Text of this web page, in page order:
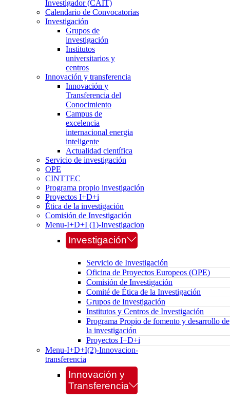
Investigador (CAIT)
Calendario de Convocatorias
Investigación
Grupos de
investigación
Institutos
universitarios y
centros
Innovación y transferencia
Innovación y
Transferencia del
Conocimiento
Campus de
excelencia
internacional energia
inteligente
Actualidad científica
Servicio de investigación
OPE
CINTTEC
Programa propio investigación
Proyectos I+D+i
Ética de la investigación
Comisión de Investigación
Menu-I+D+I (1)-Investigacion
Investigación
Servicio de Investigación
Oficina de Proyectos Europeos (OPE)
Comisión de Investigación
Comité de Ética de la Investigación
Grupos de Investigación
Institutos y Centros de Investigación
Programa Propio de fomento y desarrollo de
la investigación
Proyectos I+D+i
Menu-I+D+I(2)-Innovacion-
transferencia
Innovación y
Transferencia